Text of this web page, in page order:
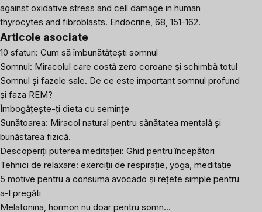
against oxidative stress and cell damage in human
thyrocytes and fibroblasts. Endocrine , 68, 151-162.
Articole asociate
10 sfaturi: Cum să îmbunătățești somnul
Somnul: Miracolul care costă zero coroane și schimbă totul
Somnul și fazele sale. De ce este important somnul profund
și faza REM?
Îmbogățește-ți dieta cu semințe
Sunătoarea: Miracol natural pentru sănătatea mentală și
bunăstarea fizică.
Descoperiți puterea meditației: Ghid pentru începători
Tehnici de relaxare: exerciții de respirație, yoga, meditație
5 motive pentru a consuma avocado și rețete simple pentru
a-l pregăti
Melatonina, hormon nu doar pentru somn...